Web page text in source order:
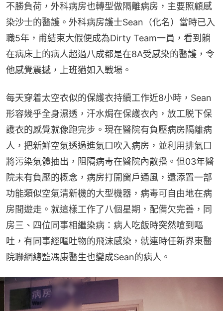
不勝負荷，外科病房也轉型做隔離病房，主要照顧感
染沙士的醫護。外科病房護士Sean（化名）當時已入
職5年，甫結束大假便成為Dirty Team一員，看到躺
在病床上的病人超過八成都是在8A受感染的醫護，令
他感覺震撼，上班猶如入戰場。
每天穿着太空衣似的保護衣持續工作近8小時，Sean
形容幾乎全身濕透，汗水焗在保護衣內，放工脱下保
護衣的感覺就像跑完步。現在醫院有負壓病房隔離病
人，把新鮮空氣透過進氣口吹入病房，並利用排氣口
將污染氣體抽出，阻隔病毒在醫院內散播。但03年醫
院未有負壓的概念，病房打開窗戶通風，還添置一部
功能類似空氣清新機的大型機器，病毒可自由地在病
房間遊走。就這樣工作了八個星期，配備欠完善，同
房三、四位同事相繼染病：病人吃飯時突然嗆到嘔
吐，有同事經嘔吐物的飛沫感染，就連時任新界東醫
院聯網總監馮康醫生也變成Sean的病人。